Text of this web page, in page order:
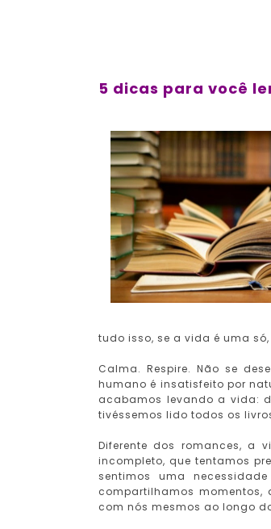
5 dicas para você
tudo isso, se a vida é uma só,
Calma. Respire. Não se
humano é insatisfeito por
acabamos levando a vida:
tivéssemos lido todos os
Diferente dos romances, a
incompleto, que tentamos
sentimos uma
compartilhamos
com nós mesmos ao longo